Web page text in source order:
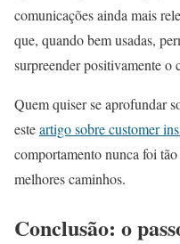
comunicações ainda mais
que, quando bem usadas,
surpreender positivamente o
Quem quiser se aprofundar
esteartigo sobre customer
comportamento nunca foi
melhores caminhos.
Conclusão: o